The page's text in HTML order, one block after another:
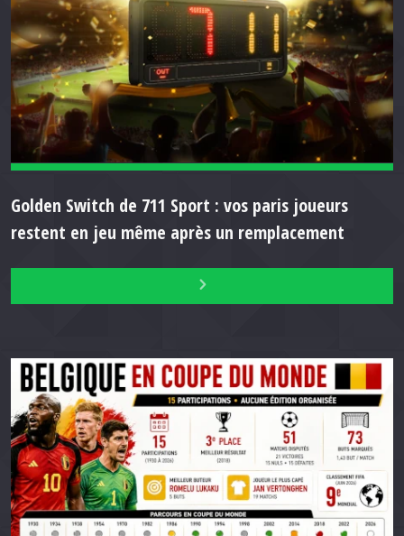
Golden Switch de 711 Sport : vos paris joueurs
restent en jeu même après un remplacement